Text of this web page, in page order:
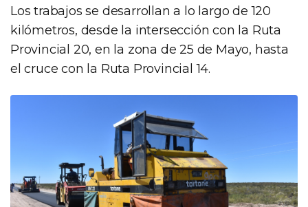
Los trabajos se desarrollan a lo largo de 120
kilómetros, desde la intersección con la Ruta
Provincial 20, en la zona de 25 de Mayo, hasta
el cruce con la Ruta Provincial 14.